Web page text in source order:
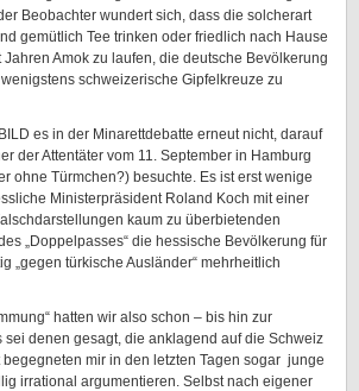
Beobachter wundert sich, dass die solcherart
gemütlich Tee trinken oder friedlich nach Hause
Amok zu laufen, die deutsche Bevölkerung
schweizerische Gipfelkreuze zu
es in der Minarettdebatte erneut nicht, darauf
der Attentäter vom 11. September in Hamburg
ohne Türmchen?) besuchte. Es ist erst wenige
Ministerpräsident Roland Koch mit einer
kaum zu überbietenden
„Doppelpasses“ die hessische Bevölkerung für
„gegen türkische Ausländer“ mehrheitlich
hatten wir also schon – bis hin zur
sei denen gesagt, die anklagend auf die Schweiz
mir in den letzten Tagen sogar junge
irrational argumentieren. Selbst nach eigener